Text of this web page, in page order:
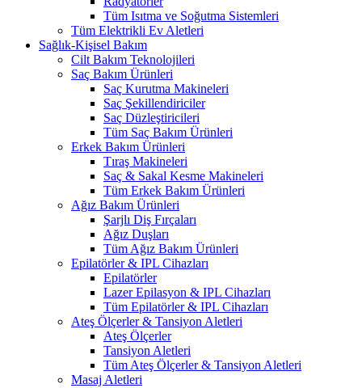
Tüm Isıtma ve Soğutma Sistemleri
Tüm Elektrikli Ev Aletleri
Sağlık-Kişisel Bakım
Cilt Bakım Teknolojileri
Saç Bakım Ürünleri
Saç Kurutma Makineleri
Saç Şekillendiriciler
Saç Düzleştiricileri
Tüm Saç Bakım Ürünleri
Erkek Bakım Ürünleri
Tıraş Makineleri
Saç & Sakal Kesme Makineleri
Tüm Erkek Bakım Ürünleri
Ağız Bakım Ürünleri
Şarjlı Diş Fırçaları
Ağız Duşları
Tüm Ağız Bakım Ürünleri
Epilatörler & IPL Cihazları
Epilatörler
Lazer Epilasyon & IPL Cihazları
Tüm Epilatörler & IPL Cihazları
Ateş Ölçerler & Tansiyon Aletleri
Ateş Ölçerler
Tansiyon Aletleri
Tüm Ateş Ölçerler & Tansiyon Aletleri
Masaj Aletleri